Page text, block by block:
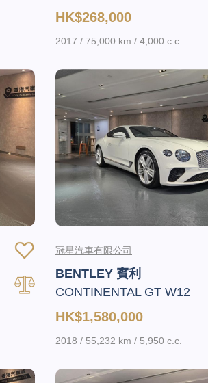
HK$268,000
2017 / 75,000 km / 4,000 c.c.
冠星汽車有限公司
BENTLEY 賓利
CONTINENTAL GT W12
HK$1,580,000
2018 / 55,232 km / 5,950 c.c.